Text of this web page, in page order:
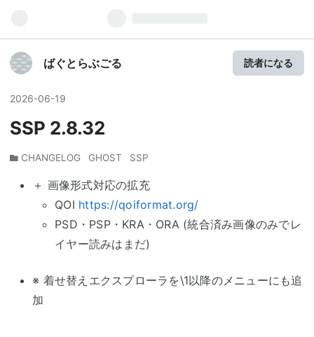
ばぐとらぶごる 読者になる
2026-06-19
SSP 2.8.32
CHANGELOG GHOST SSP
＋ 画像形式対応の拡充
QOI https://qoiformat.org/
PSD・PSP・KRA・ORA (統合済み画像のみでレ
イヤー読みはまだ)
※ 着せ替えエクスプローラを\1以降のメニューにも追
加